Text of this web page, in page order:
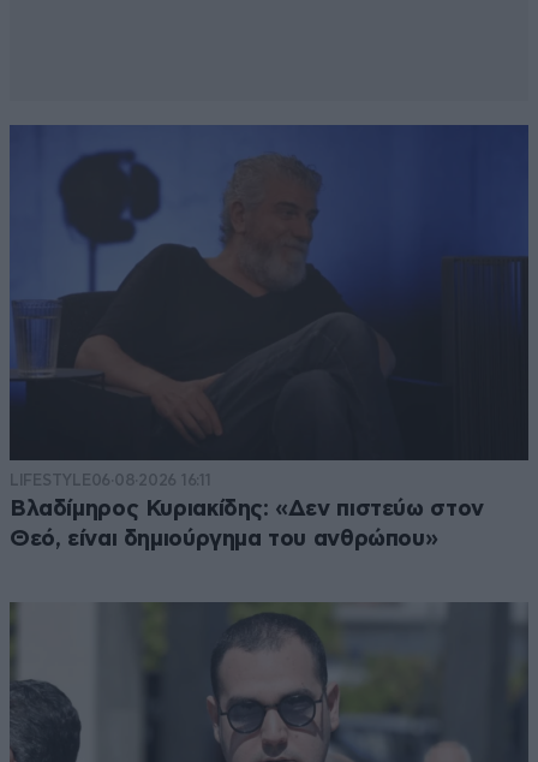
LIFESTYLE06·08·2026 16:11
Βλαδίμηρος Κυριακίδης: «Δεν πιστεύω στον
Θεό, είναι δημιούργημα του ανθρώπου»